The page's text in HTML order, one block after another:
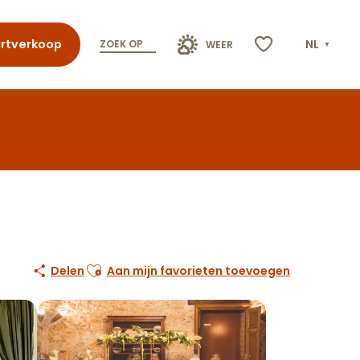
ZOEK OP WEER NL
Delen Ajouter aux favoris
Aan mijn favorieten toevoegen